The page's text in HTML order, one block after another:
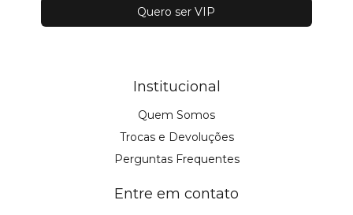
Institucional
Quem Somos
Trocas e Devoluções
Perguntas Frequentes
Entre em contato